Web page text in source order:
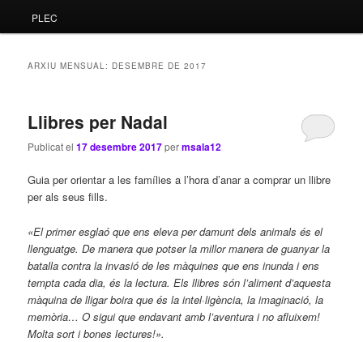
PLEC
ARXIU MENSUAL: DESEMBRE DE 2017
Llibres per Nadal
Publicat el17 desembre 2017permsala12
Guia per orientar a les famílies a l’hora d’anar a comprar un llibre
per als seus fills.
«El primer esglaó que ens eleva per damunt dels animals és el
llenguatge. De manera que potser la millor manera de guanyar la
batalla contra la invasió de les màquines que ens inunda i ens
tempta cada dia, és la lectura. Els llibres són l’aliment d’aquesta
màquina de lligar boira que és la intel·ligència, la imaginació, la
memòria… O sigui que endavant amb l’aventura i no afluixem!
Molta sort i bones lectures!».